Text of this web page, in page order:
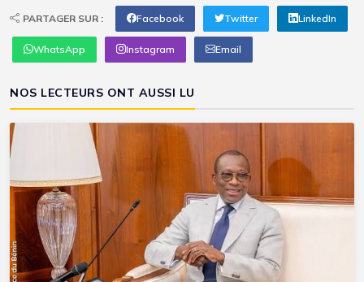
PARTAGER SUR : Facebook Twitter LinkedIn
WhatsApp Instagram Email
NOS LECTEURS ONT AUSSI LU